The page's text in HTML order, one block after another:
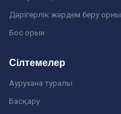
Дәрігерлік жәрдем беру орны
Бос орын
Сілтемелер
Аурухана туралы
Басқару